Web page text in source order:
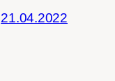
21.04.2022